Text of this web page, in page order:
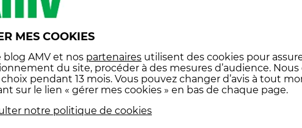
VOITURE N’EST PAS TOUJOURS LA BIENVENUE
voiture. Un chiffre élevé compte tenue de la
on sait queles ¾ des voitures en circulation
leur conducteur. Un comportement assez
et écologique. Et puis, les autres modes de
et les EDP (engins de déplacement personnel)
qui nécessite une vigilance particulière de la
MES COOKIES
blog AMV et nos partenaires utilisent des cookies pour
du site, procéder à des mesures d’audience. Nous
pendant 13 mois. Vous pouvez changer d’avis à tout
sur le lien « gérer mes cookies » en bas de chaque page.
notre politique de cookies